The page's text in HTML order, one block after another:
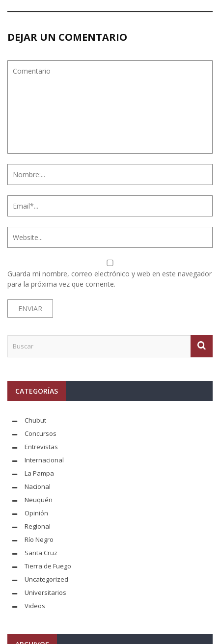
DEJAR UN COMENTARIO
Guarda mi nombre, correo electrónico y web en este navegador
para la próxima vez que comente.
CATEGORÍAS
Chubut
Concursos
Entrevistas
Internacional
La Pampa
Nacional
Neuquén
Opinión
Regional
Río Negro
Santa Cruz
Tierra de Fuego
Uncategorized
Universitarios
Videos